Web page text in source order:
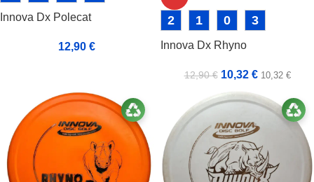
Innova Dx Polecat
12,90 €
2 1 0 3
Innova Dx Rhyno
12,90€ 10,32 € 10,32 €